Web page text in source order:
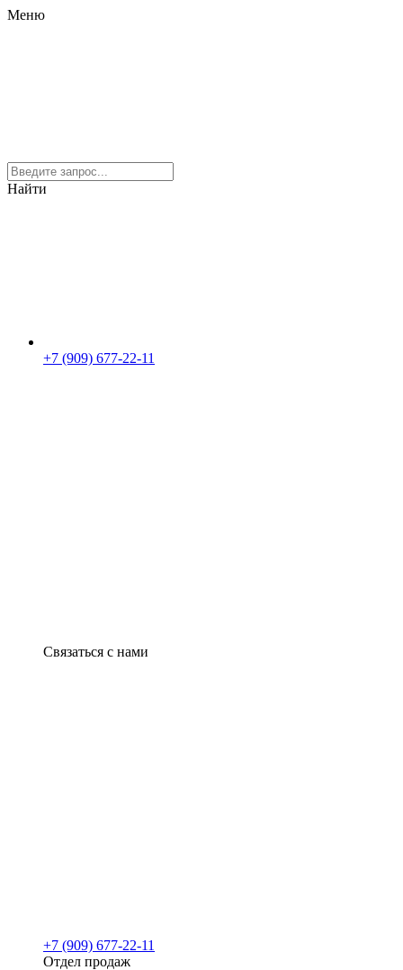
Меню
Найти
+7 (909) 677-22-11
Связаться с нами
+7 (909) 677-22-11
Отдел продаж